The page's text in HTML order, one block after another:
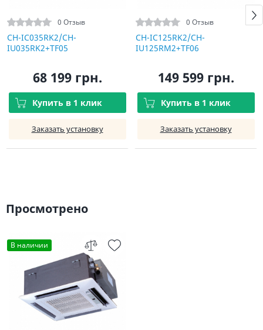
0 Отзыв
CH-IC035RK2/CH-
IU035RK2+TF05
68 199 грн.
Купить в 1 клик
Заказать установку
0 Отзыв
CH-IC125RK2/CH-
IU125RM2+TF06
149 599 грн.
Купить в 1 клик
Заказать установку
Просмотрено
В наличии